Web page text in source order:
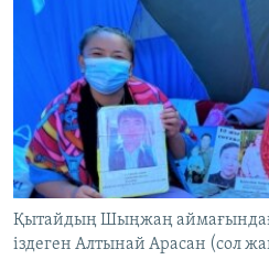
ЖАЗЫЛЫҢЫЗ
Басқа тілдерде
Қытайдың Шыңжаң
іздеген Алтынай Арасан (сол